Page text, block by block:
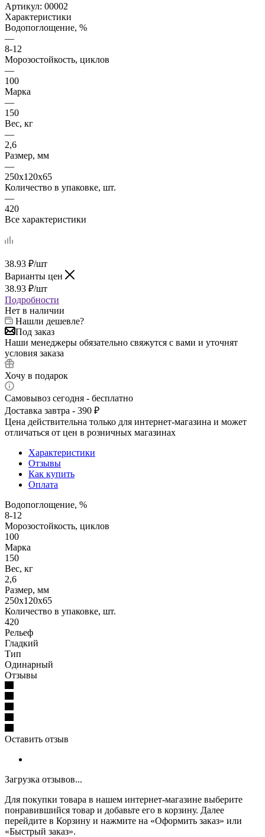
Артикул: 00002
Характеристики
Водопоглощение, %
—
8-12
Морозостойкость, циклов
—
100
Марка
—
150
Вес, кг
—
2,6
Размер, мм
—
250х120х65
Количество в упаковке, шт.
—
420
Все характеристики
38.93 ₽/шт
Варианты цен
38.93 ₽/шт
Подробности
Нет в наличии
Нашли дешевле?
Под заказ
Наши менеджеры обязательно свяжутся с вами и уточнят
условия заказа
Хочу в подарок
Самовывоз сегодня - бесплатно
Доставка завтра - 390 ₽
Цена действительна только для интернет-магазина и может
отличаться от цен в розничных магазинах
Характеристики
Отзывы
Как купить
Оплата
Водопоглощение, %
8-12
Морозостойкость, циклов
100
Марка
150
Вес, кг
2,6
Размер, мм
250х120х65
Количество в упаковке, шт.
420
Рельеф
Гладкий
Тип
Одинарный
Отзывы
Оставить отзыв
Загрузка отзывов...
Для покупки товара в нашем интернет-магазине выберите
понравившийся товар и добавьте его в корзину. Далее
перейдите в Корзину и нажмите на «Оформить заказ» или
«Быстрый заказ».